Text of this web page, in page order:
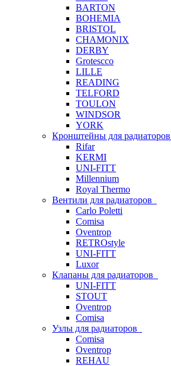
BARTON
BOHEMIA
BRISTOL
CHAMONIX
DERBY
Grotescco
LILLE
READING
TELFORD
TOULON
WINDSOR
YORK
Кронштейны для радиаторов
Rifar
KERMI
UNI-FITT
Millennium
Royal Thermo
Вентили для радиаторов
Carlo Poletti
Comisa
Oventrop
RETROstyle
UNI-FITT
Luxor
Клапаны для радиаторов
UNI-FITT
STOUT
Oventrop
Comisa
Узлы для радиаторов
Comisa
Oventrop
REHAU